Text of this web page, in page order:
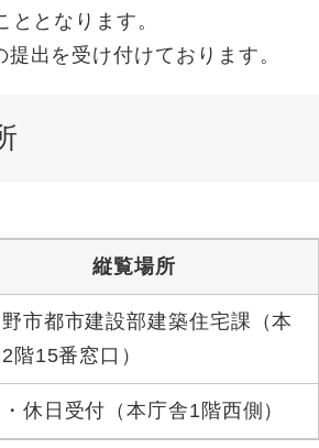
となります。
出を受け付けております。
縦覧場所
市都市建設部建築住宅課（本
階15番窓口）
休日受付（本庁舎1階西側）